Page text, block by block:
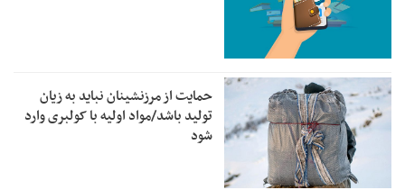
حمایت از مرزنشینان نباید به زیان
تولید باشد/مواد اولیه با کولبری وارد
شود